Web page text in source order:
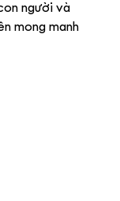
người và
mong manh